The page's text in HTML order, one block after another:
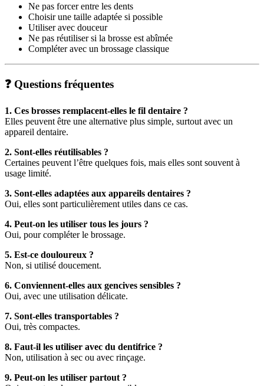
Ne pas forcer entre les dents
Choisir une taille adaptée si possible
Utiliser avec douceur
Ne pas réutiliser si la brosse est abîmée
Compléter avec un brossage classique
❓ Questions fréquentes
1. Ces brosses remplacent-elles le fil dentaire ?
Elles peuvent être une alternative plus simple, surtout avec un
appareil dentaire.
2. Sont-elles réutilisables ?
Certaines peuvent l’être quelques fois, mais elles sont souvent à
usage limité.
3. Sont-elles adaptées aux appareils dentaires ?
Oui, elles sont particulièrement utiles dans ce cas.
4. Peut-on les utiliser tous les jours ?
Oui, pour compléter le brossage.
5. Est-ce douloureux ?
Non, si utilisé doucement.
6. Conviennent-elles aux gencives sensibles ?
Oui, avec une utilisation délicate.
7. Sont-elles transportables ?
Oui, très compactes.
8. Faut-il les utiliser avec du dentifrice ?
Non, utilisation à sec ou avec rinçage.
9. Peut-on les utiliser partout ?